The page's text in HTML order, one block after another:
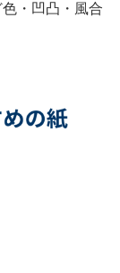
・凹凸・風合